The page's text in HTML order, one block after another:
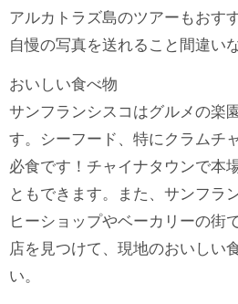
アルカトラズ島のツアーもおす
自慢の写真を送れること間違い
おいしい食べ物
サンフランシスコはグルメの楽
す。シーフード、特にクラムチ
必食です！チャイナタウンで本
ともできます。また、サンフラ
ヒーショップやベーカリーの街
店を見つけて、現地のおいしい
い。